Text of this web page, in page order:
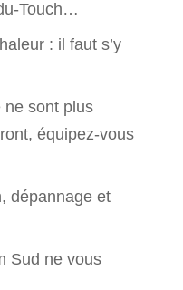
Touch…
: il faut s’y
ne sont plus
équipez-vous
dépannage et
Sud ne vous